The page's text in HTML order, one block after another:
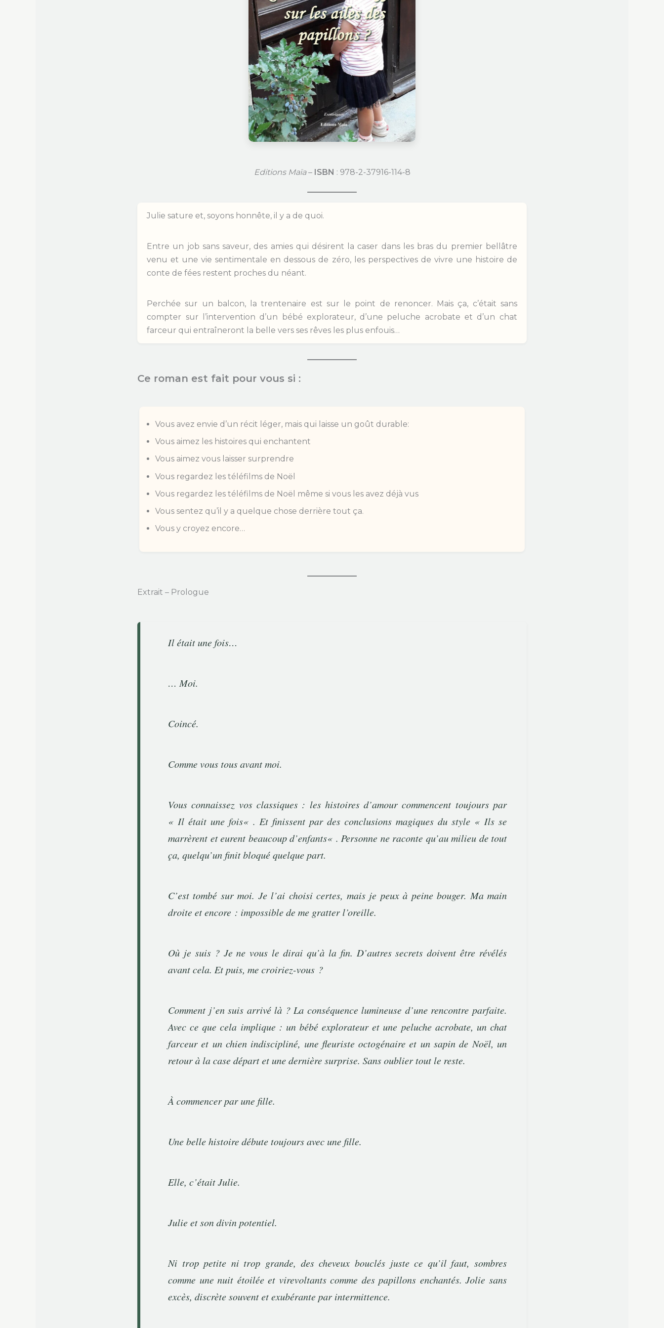
Editions Maïa– ISBN : 978-2-37916-114-8
Julie sature et, soyons honnête, il y a de quoi.
Entre un job sans saveur, des amies qui désirent la caser dans les bras du premier bellâtre
venu et une vie sentimentale en dessous de zéro, les perspectives de vivre une histoire de
conte de fées restent proches du néant.
Perchée sur un balcon, la trentenaire est sur le point de renoncer. Mais ça, c’était sans
compter sur l’intervention d’un bébé explorateur, d’une peluche acrobate et d’un chat
farceur qui entraîneront la belle vers ses rêves les plus enfouis…
Ce roman est fait pour vous si :
Vous avez envie d’un récit léger, mais qui laisse un goût durable:
Vous aimez les histoires qui enchantent
Vous aimez vous laisser surprendre
Vous regardez les téléfilms de Noël
Vous regardez les téléfilms de Noël même si vous les avez déjà vus
Vous sentez qu’il y a quelque chose derrière tout ça.
Vous y croyez encore…
Extrait – Prologue
Il était une fois…
… Moi.
Coincé.
Comme vous tous avant moi.
Vous connaissez vos classiques : les histoires d’amour commencent toujours par
« Il était une fois« . Et finissent par des conclusions magiques du style « Ils se
marrèrent et eurent beaucoup d’enfants« . Personne ne raconte qu’au milieu de tout
ça, quelqu’un finit bloqué quelque part.
C’est tombé sur moi. Je l’ai choisi certes, mais je peux à peine bouger. Ma main
droite et encore : impossible de me gratter l’oreille.
Où je suis ? Je ne vous le dirai qu’à la fin. D’autres secrets doivent être révélés
avant cela. Et puis, me croiriez-vous ?
Comment j’en suis arrivé là ? La conséquence lumineuse d’une rencontre parfaite.
Avec ce que cela implique : un bébé explorateur et une peluche acrobate, un chat
farceur et un chien indiscipliné, une fleuriste octogénaire et un sapin de Noël, un
retour à la case départ et une dernière surprise. Sans oublier tout le reste.
À commencer par une fille.
Une belle histoire débute toujours avec une fille.
Elle, c’était Julie.
Julie et son divin potentiel.
Ni trop petite ni trop grande, des cheveux bouclés juste ce qu’il faut, sombres
comme une nuit étoilée et virevoltants comme des papillons enchantés. Jolie sans
excès, discrète souvent et exubérante par intermittence.